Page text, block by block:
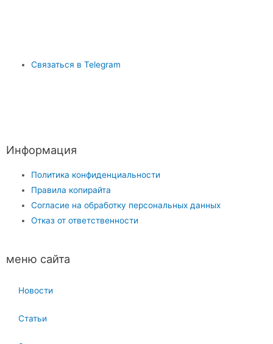
Связаться в Telegram
Информация
Политика конфиденциальности
Правила копирайта
Согласие на обработку персональных данных
Отказ от ответственности
меню сайта
Новости
Статьи